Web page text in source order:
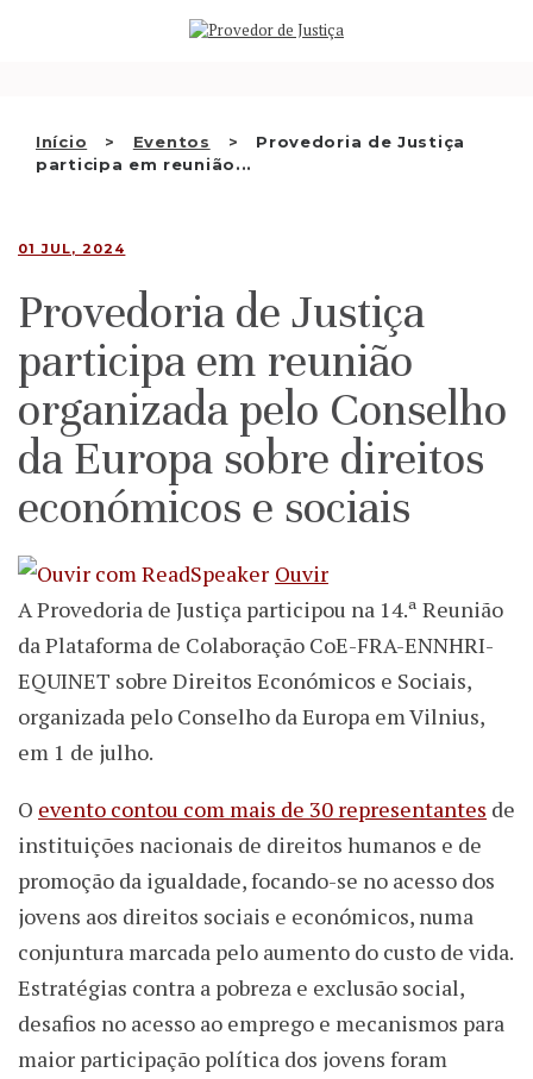
Início Eventos
Provedoria de Justiça
participa em reunião...
QUEM SOMOS
RECOMENDAÇÕES E OUTRAS
DECISÕES
PT
01 JUL, 2024
Provedoria de Justiça
participa em reunião
organizada pelo Conselho
da Europa sobre direitos
económicos e sociais
Ouvir
A Provedoria de Justiça participou na 14.ª Reunião
da Plataforma de Colaboração CoE-FRA-ENNHRI-
EQUINET sobre Direitos Económicos e Sociais,
organizada pelo Conselho da Europa em Vilnius,
em 1 de julho.
O evento contou com mais de 30 representantes de
instituições nacionais de direitos humanos e de
promoção da igualdade, focando-se no acesso dos
jovens aos direitos sociais e económicos, numa
conjuntura marcada pelo aumento do custo de vida.
Estratégias contra a pobreza e exclusão social,
desafios no acesso ao emprego e mecanismos para
maior participação política dos jovens foram